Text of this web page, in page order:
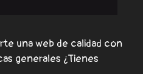
una web de calidad con
generales ¿Tienes